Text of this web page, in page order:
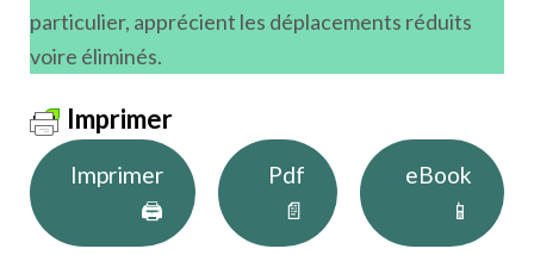
particulier, apprécient les déplacements réduits
voire éliminés.
Imprimer
Imprimer
🖨
Pdf
📄
eBook
📱